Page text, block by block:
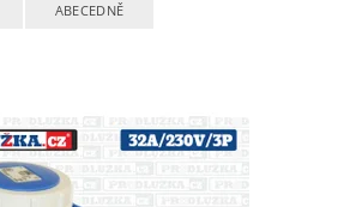
ABECEDNĚ